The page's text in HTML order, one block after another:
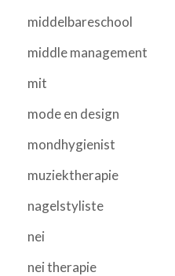
middelbareschool
middle management
mit
mode en design
mondhygienist
muziektherapie
nagelstyliste
nei
nei therapie